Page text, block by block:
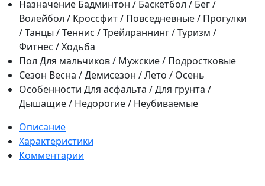
Назначение Бадминтон / Баскетбол / Бег /
Волейбол / Кроссфит / Повседневные / Прогулки
/ Танцы / Теннис / Трейлраннинг / Туризм /
Фитнес / Ходьба
Пол Для мальчиков / Мужские / Подростковые
Сезон Весна / Демисезон / Лето / Осень
Особенности Для асфальта / Для грунта /
Дышащие / Недорогие / Неубиваемые
Описание
Характеристики
Комментарии